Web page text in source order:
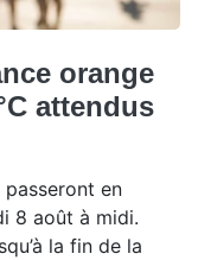
orange
attendus
en
8 août à midi.
la fin de la